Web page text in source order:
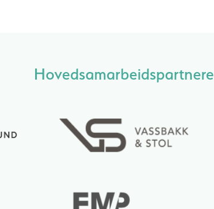
Hovedsamarbeidspartnere